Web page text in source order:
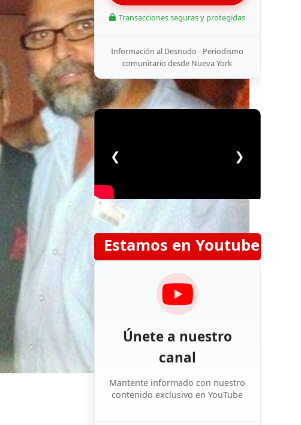
Transacciones seguras y protegidas
Información al Desnudo - Periodismo
comunitario desde Nueva York
❮ ❯
Estamos en Youtube
Únete a nuestro
canal
Mantente informado con nuestro
contenido exclusivo en YouTube